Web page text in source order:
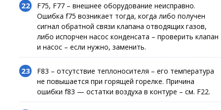
F75, F77 – внешнее оборудование неисправно.
Ошибка f75 возникает тогда, когда либо получен
сигнал обратной связи клапана отводящих газов,
либо испорчен насос конденсата – проверить клапан
и насос – если нужно, заменить.
F83 – отсутствие теплоносителя – его температура
не повышается при горящей горелке. Причина
ошибки f83 — остатки воздуха в контуре – см. F22.